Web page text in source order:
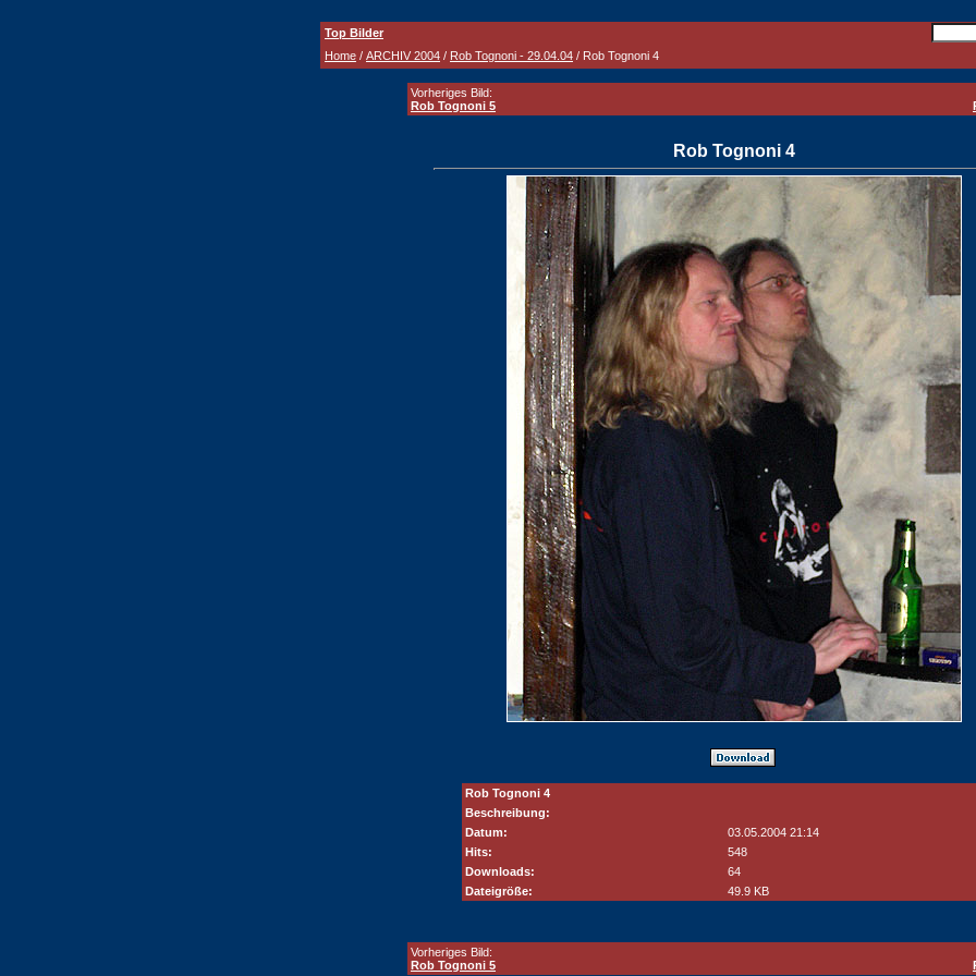
Top Bilder
Home / ARCHIV 2004 / Rob Tognoni - 29.04.04 / Rob Tognoni 4
Vorheriges Bild:
Rob Tognoni 5
Rob Tognoni 4
Rob Tognoni 4
Beschreibung:
Datum:
03.05.2004 21:14
Hits:
548
Downloads:
64
Dateigröße:
49.9 KB
Vorheriges Bild:
Rob Tognoni 5